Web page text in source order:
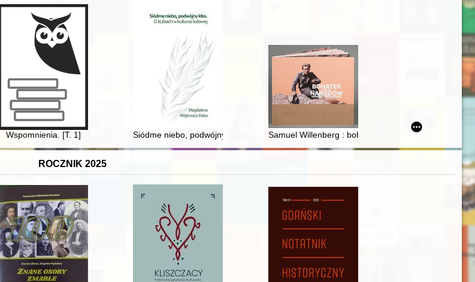
Wspomnienia. [T. 1] Siódme niebo, podwójny kłos : o liczbach w kulturze ludowejSamuel Willenberg : bohater dwóch narodów = hero
ROCZNIK 2025